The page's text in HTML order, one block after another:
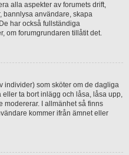
alla aspekter av forumets drift,
bannlysa användare, skapa
har också fullständiga
om forumgrundaren tillåtit det.
individer) som sköter om de dagliga
ta bort inlägg och låsa, låsa upp,
modererar. I allmänhet så finns
kommer ifrån ämnet eller